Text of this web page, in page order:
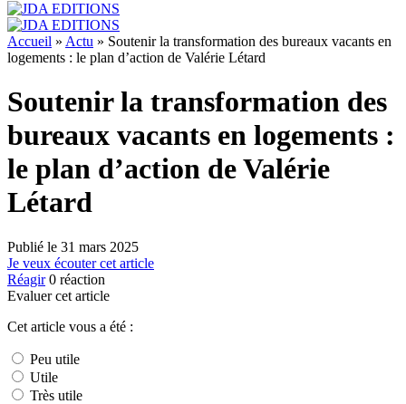
Accueil » Actu » Soutenir la transformation des bureaux vacants en
logements : le plan d’action de Valérie Létard
Soutenir la transformation des
bureaux vacants en logements :
le plan d’action de Valérie
Létard
Publié le 31 mars 2025
Je veux écouter cet article
Réagir 0 réaction
Evaluer cet article
Cet article vous a été :
Peu utile
Utile
Très utile